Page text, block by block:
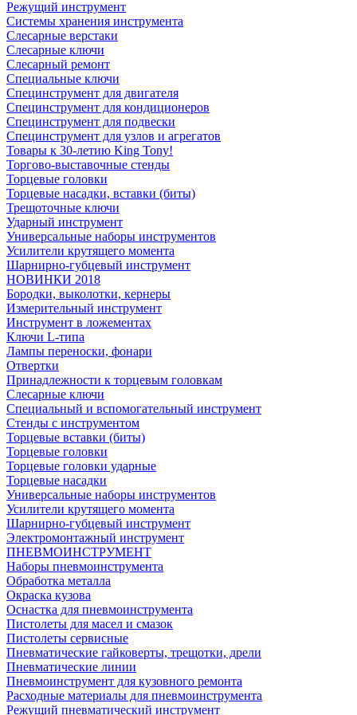
Режущий инструмент
Системы хранения инструмента
Слесарные верстаки
Слесарные ключи
Слесарный ремонт
Специальные ключи
Специнструмент для двигателя
Специнструмент для кондиционеров
Специнструмент для подвески
Специнструмент для узлов и агрегатов
Товары к 30-летию King Tony!
Торгово-выставочные стенды
Торцевые головки
Торцевые насадки, вставки (биты)
Трещоточные ключи
Ударный инструмент
Универсальные наборы инструментов
Усилители крутящего момента
Шарнирно-губцевый инструмент
НОВИНКИ 2018
Бородки, выколотки, кернеры
Измерительный инструмент
Инструмент в ложементах
Ключи L-типа
Лампы переноски, фонари
Отвертки
Принадлежности к торцевым головкам
Слесарные ключи
Специальный и вспомогательный инструмент
Стенды с инструментом
Торцевые вставки (биты)
Торцевые головки
Торцевые головки ударные
Торцевые насадки
Универсальные наборы инструментов
Усилители крутящего момента
Шарнирно-губцевый инструмент
Электромонтажный инструмент
ПНЕВМОИНСТРУМЕНТ
Наборы пневмоинструмента
Обработка металла
Окраска кузова
Оснастка для пневмоинструмента
Пистолеты для масел и смазок
Пистолеты сервисные
Пневматические гайковерты, трещотки, дрели
Пневматические линии
Пневмоинструмент для кузовного ремонта
Расходные материалы для пневмоинструмента
Режущий пневматический инструмент